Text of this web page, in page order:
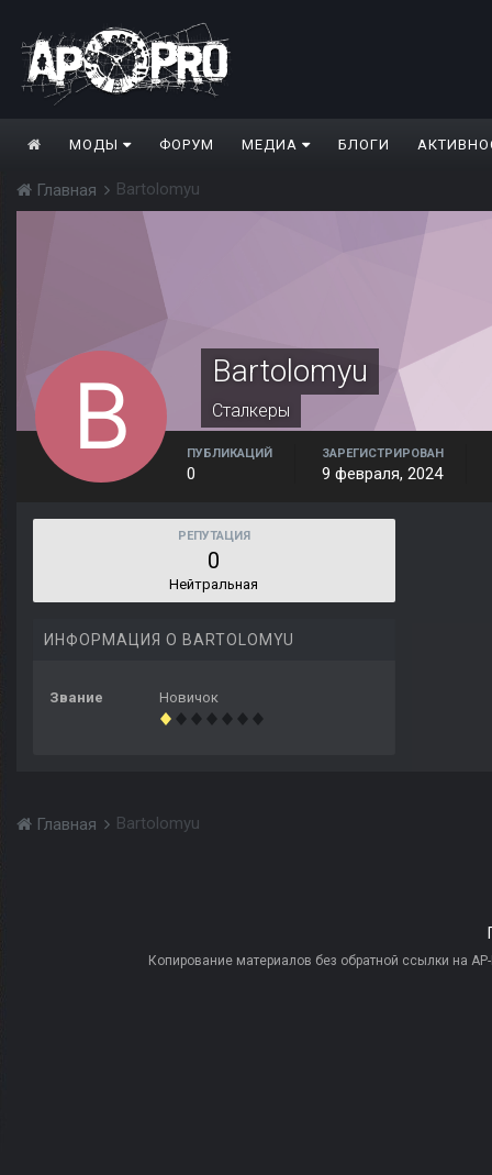
МОДЫ ФОРУМ МЕДИА БЛОГИ
Главная Bartolomyu
Bartolomyu
Сталкеры
ПУБЛИКАЦИЙ
0
ЗАРЕГИСТРИРОВАН
9 февраля, 2024
РЕПУТАЦИЯ
0
Нейтральная
ИНФОРМАЦИЯ О BARTOLOMYU
Звание Новичок
Главная Bartolomyu
Копирование материалов без обратной ссылки на